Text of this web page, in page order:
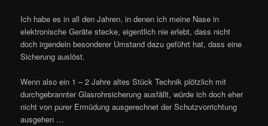
Ich habe es in all den Jahren, in denen ich meine Nase in
elektronische Geräte stecke, eigentlich nie erlebt, dass nicht
doch irgendein besonderer Umstand dazu geführt hat, dass eine
Sicherung auslöst.
Wenn also ein 1 – 2 Jahre altes Stück Technik plötzlich mit
durchgebrannter Glasrohrsicherung ausfällt, würde ich doch eher
nicht von purer Ermüdung ausgerechnet der Schutzvorrichtung
ausgehen …